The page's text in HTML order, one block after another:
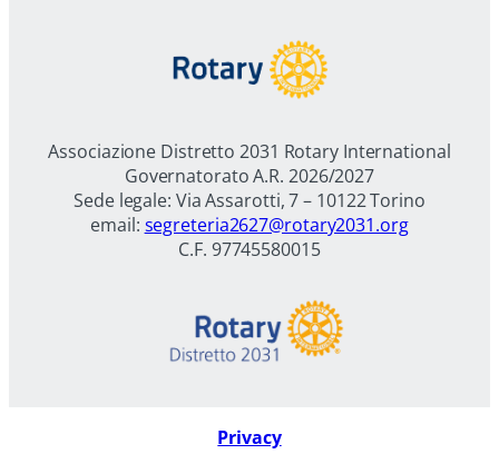
Associazione Distretto 2031 Rotary International
Governatorato A.R. 2026/2027
Sede legale: Via Assarotti, 7 – 10122 Torino
email: segreteria2627@rotary2031.org
C.F. 97745580015
Privacy